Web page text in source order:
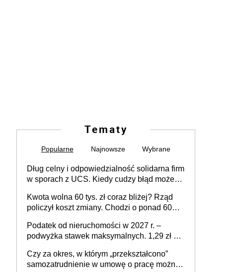
Tematy
Popularne Najnowsze Wybrane
Dług celny i odpowiedzialność solidarna firm
w sporach z UCS. Kiedy cudzy błąd może
Kwota wolna 60 tys. zł coraz bliżej? Rząd
policzył koszt zmiany. Chodzi o ponad 60
Podatek od nieruchomości w 2027 r. –
podwyżka stawek maksymalnych. 1,29 zł za
budynków i lokali związanych z
prowadzeniem działalności gospodarczej
Czy za okres, w którym „przekształcono”
samozatrudnienie w umowę o pracę można